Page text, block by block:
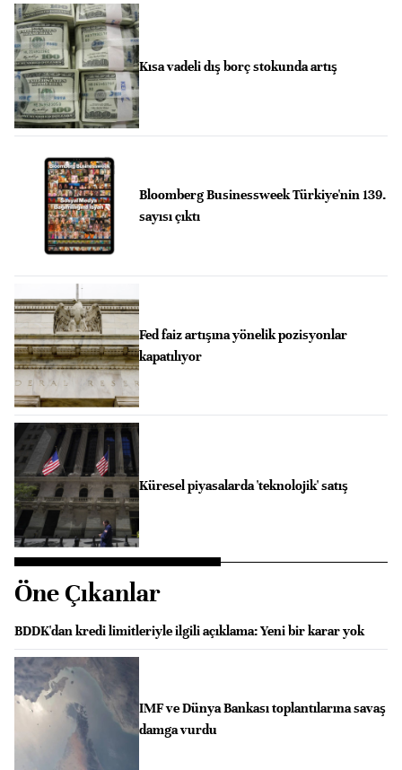
Kısa vadeli dış borç stokunda artış
Bloomberg Businessweek Türkiye'nin 139.
sayısı çıktı
Fed faiz artışına yönelik pozisyonlar
kapatılıyor
Küresel piyasalarda 'teknolojik' satış
Öne Çıkanlar
BDDK'dan kredi limitleriyle ilgili açıklama: Yeni bir karar yok
IMF ve Dünya Bankası toplantılarına savaş
damga vurdu